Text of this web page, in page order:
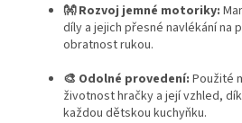
👐 Rozvoj jemné motoriky:
díly a jejich přesné navlékání na
obratnost rukou.
🎨 Odolné provedení: Použité
životnost hračky a její vzhled,
každou dětskou kuchyňku.